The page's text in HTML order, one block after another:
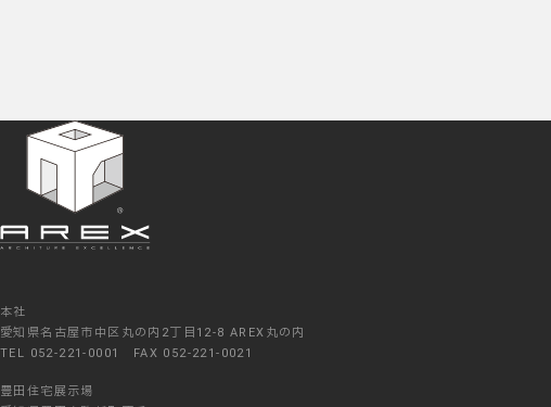
本社
愛知県名古屋市中区丸の内2丁目12-8 AREX丸の内
TEL 052-221-0001 FAX 052-221-0021
豊田住宅展示場